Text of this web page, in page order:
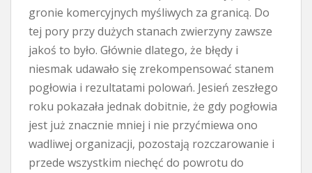
gronie komercyjnych myśliwych za granicą. Do
tej pory przy dużych stanach zwierzyny zawsze
jakoś to było. Głównie dlatego, że błędy i
niesmak udawało się zrekompensować stanem
pogłowia i rezultatami polowań. Jesień zeszłego
roku pokazała jednak dobitnie, że gdy pogłowia
jest już znacznie mniej i nie przyćmiewa ono
wadliwej organizacji, pozostają rozczarowanie i
przede wszystkim niechęć do powrotu do